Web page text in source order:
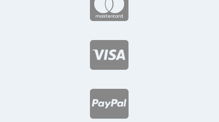

